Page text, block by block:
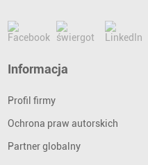
Informacja
Profil firmy
Ochrona praw autorskich
Partner globalny